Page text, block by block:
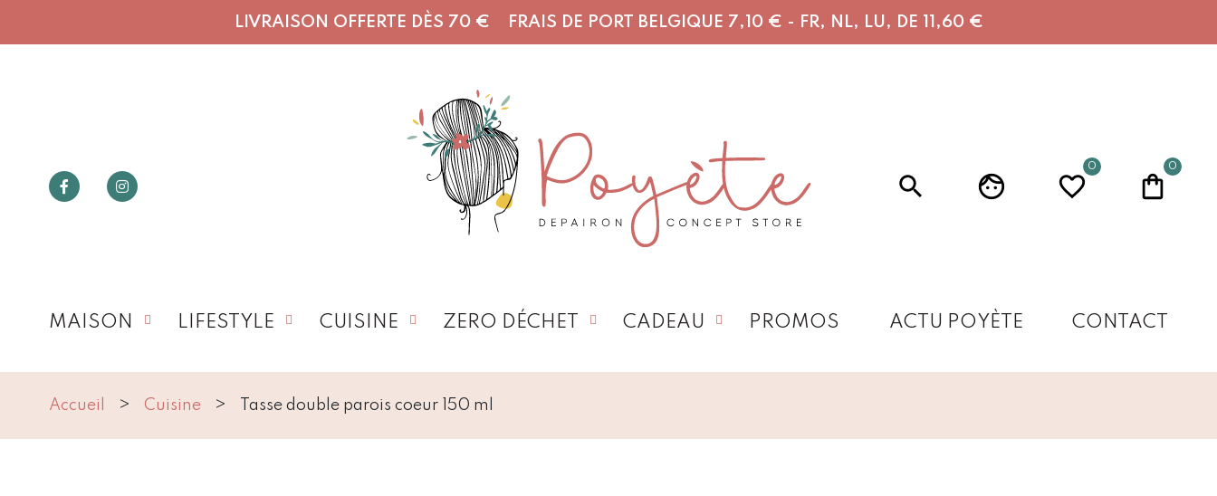
LIVRAISON OFFERTE DÈS 70 € FRAIS DE PORT BELGIQUE 7,10 € - FR, NL, LU, DE 11,60 €
0 0
MAISON LIFESTYLE CUISINE ZERO DÉCHET CADEAU PROMOS ACTU POYÈTE CONTACT
Accueil Cuisine Tasse double parois coeur 150 ml